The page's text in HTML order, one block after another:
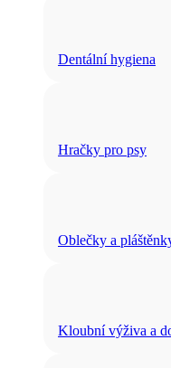
Dentální hygiena
Hračky pro psy
Oblečky a
Kloubní výživa a